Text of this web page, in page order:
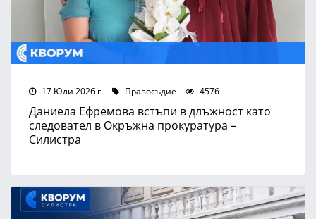
17 Юли 2026 г. Правосъдие 4576
Даниела Ефремова встъпи в длъжност като
следовател в Окръжна прокуратура –
Силистра